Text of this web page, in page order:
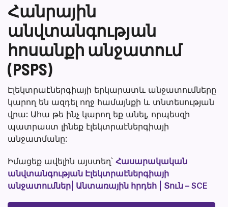
Հանրային
անվտանգության
հոսանքի անջատում
(PSPS)
Էլեկտրաէներգիայի երկարատև անջատումները
կարող են ազդել ողջ համայնքի և տնտեսության
վրա: Ահա թե ինչ կարող եք անել, որպեսզի
պատրաստ լինեք էլեկտրաէներգիայի
անջատմանը:
Իմացեք ավելին այստեղ՝ Հասարակական
անվտանգության Էլեկտրաէներգիայի
անջատումներ| Անտառային հրդեհ | Տուն – SCE